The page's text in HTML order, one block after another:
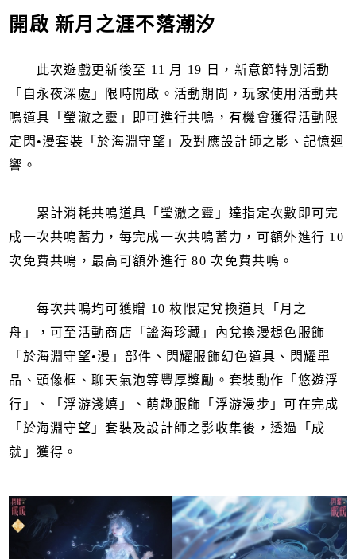
開啟 新月之涯不落潮汐
此次遊戲更新後至 11 月 19 日，新意節特別活動
「自永夜深處」限時開啟。活動期間，玩家使用活動共
鳴道具「瑩澈之靈」即可進行共鳴，有機會獲得活動限
定閃•漫套裝「於海淵守望」及對應設計師之影、記憶迴
響。
累計消耗共鳴道具「瑩澈之靈」達指定次數即可完
成一次共鳴蓄力，每完成一次共鳴蓄力，可額外進行 10
次免費共鳴，最高可額外進行 80 次免費共鳴。
每次共鳴均可獲贈 10 枚限定兌換道具「月之
舟」，可至活動商店「謐海珍藏」內兌換漫想色服飾
「於海淵守望•漫」部件、閃耀服飾幻色道具、閃耀單
品、頭像框、聊天氣泡等豐厚獎勵。套裝動作「悠遊浮
行」、「浮游淺嬉」、萌趣服飾「浮游漫步」可在完成
「於海淵守望」套裝及設計師之影收集後，透過「成
就」獲得。